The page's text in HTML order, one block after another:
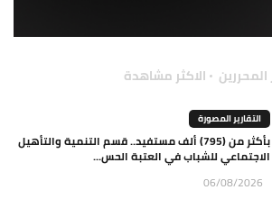
المحررين الاكثر مشاهدة
التقارير المصورة
بأكثر من (795) ألف مستفيد.. قسم التنمية والتأهيل
الاجتماعي للشباب في العتبة الحس...
06/08/2026